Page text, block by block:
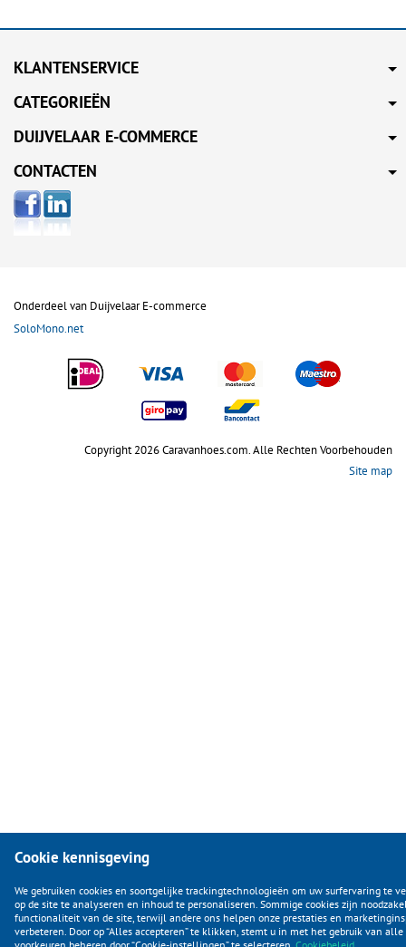
KLANTENSERVICE
CATEGORIEËN
DUIJVELAAR E-COMMERCE
CONTACTEN
Onderdeel van Duijvelaar E-commerce
SoloMono.net
Copyright 2026 Caravanhoes.com. Alle Rechten Voorbehouden
Site map
Cookie kennisgeving
We gebruiken cookies en soortgelijke trackingtechnologieën om uw surfervaring te
op de site te analyseren en inhoud te personaliseren. Sommige cookies zijn
functionaliteit van de site, terwijl andere ons helpen onze prestaties en
verbeteren. Door op “Alles accepteren” te klikken, stemt u in met het gebruik van